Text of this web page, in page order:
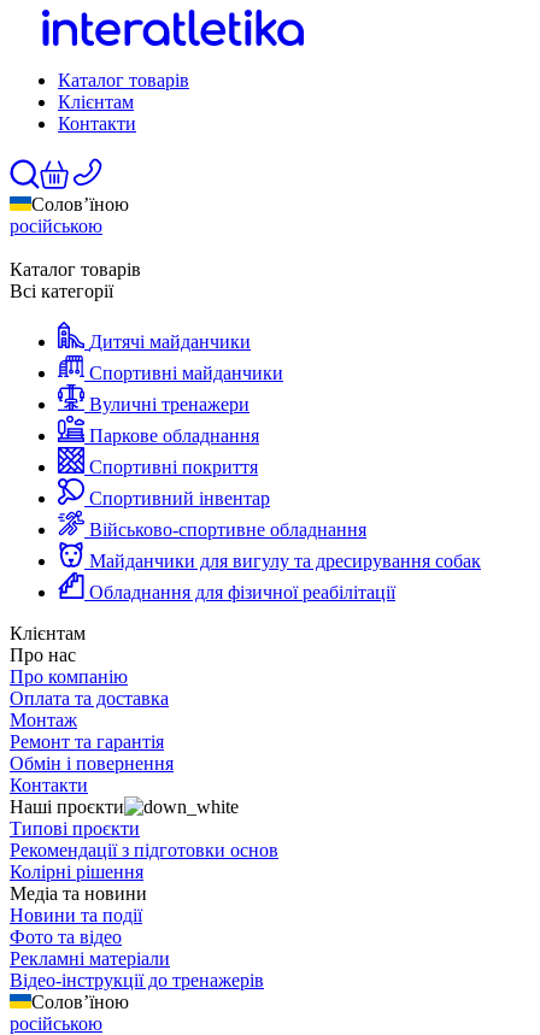
Каталог товарів
Клієнтам
Контакти
Солов’їною
російською
Каталог товарів
Всі категорії
Дитячі майданчики
Спортивні майданчики
Вуличні тренажери
Паркове обладнання
Спортивні покриття
Спортивний інвентар
Військово-спортивне обладнання
Майданчики для вигулу та дресирування собак
Обладнання для фізичної реабілітації
Клієнтам
Про нас
Про компанію
Оплата та доставка
Монтаж
Ремонт та гарантія
Обмін і повернення
Контакти
Наші проєкти
Типові проєкти
Рекомендації з підготовки основ
Колірні рішення
Медіа та новини
Новини та події
Фото та відео
Рекламні матеріали
Відео-інструкції до тренажерів
Солов’їною
російською